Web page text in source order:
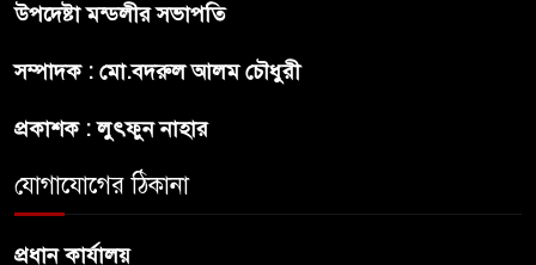
বন্ধুত্ব : ব্রেট লি
উপদেষ্টা মন্ডলীর সভাপতি
সম্পাদক : মো.বদরুল আলম চৌধুরী
প্রকাশক : লুৎফুন নাহার
যোগাযোগের ঠিকানা
প্রধান কার্যালয়